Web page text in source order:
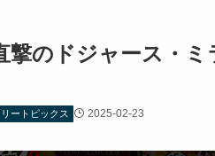
撃のドジャース・
ートピックス 2025-02-23